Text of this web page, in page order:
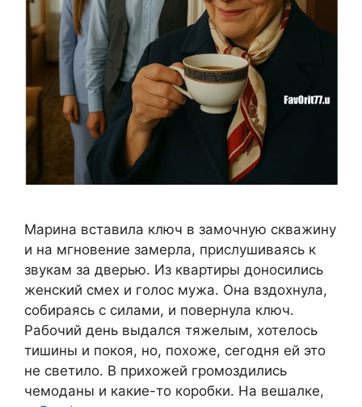
Марина вставила ключ в замочную скважину
и на мгновение замерла, прислушиваясь к
звукам за дверью. Из квартиры доносились
женский смех и голос мужа. Она вздохнула,
собираясь с силами, и повернула ключ.
Рабочий день выдался тяжелым, хотелось
тишины и покоя, но, похоже, сегодня ей это
не светило. В прихожей громоздились
чемоданы и какие-то коробки. На вешалке,